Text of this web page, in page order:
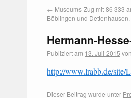
← Museums-Zug mit 86 333
Böblingen und Dettenhausen.
Hermann-
Publiziert am 13. Juli 2015 von
http://www.lrabb.de/site/
Dieser Beitrag wurde unter